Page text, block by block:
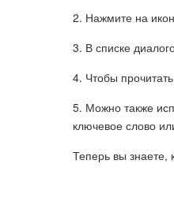
2. Нажмите на
3. В списке
4. Чтобы
5. Можно также
ключевое слово
Теперь вы знаете,